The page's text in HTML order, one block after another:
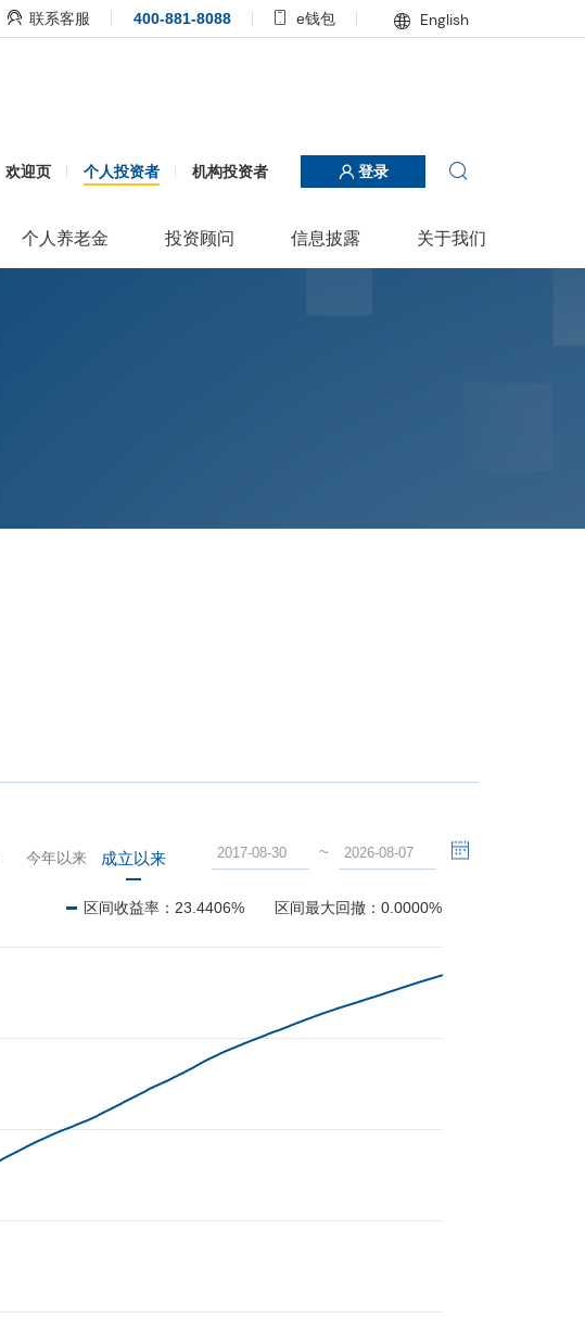
联系客服 400-881-8088 e钱包 English
欢迎页 个人投资者 机构投资者 登录
个人养老金 投资顾问 信息披露 关于我们
今年以来 成立以来 ~
区间收益率：23.4406% 区间最大回撤：0.0000%